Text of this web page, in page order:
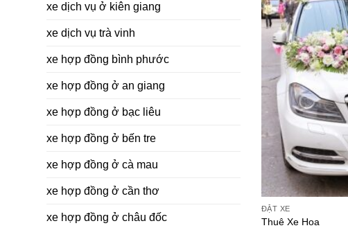
xe dịch vụ ở kiên giang
xe dịch vụ trà vinh
xe hợp đồng bình phước
xe hợp đồng ở an giang
xe hợp đồng ở bạc liêu
xe hợp đồng ở bến tre
xe hợp đồng ở cà mau
xe hợp đồng ở cần thơ
xe hợp đồng ở châu đốc
ĐẶT XE
Thuê Xe Hoa